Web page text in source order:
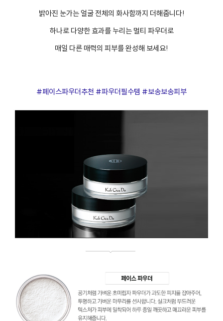
밝아진 눈가는 얼굴 전체의 화사함까지 더해줍니다!
하나로 다양한 효과를 누리는 멀티 파우더로
매일 다른 매력의 피부를 완성해 보세요!
#페이스파우더추천 #파우더필수템 #보송보송피부